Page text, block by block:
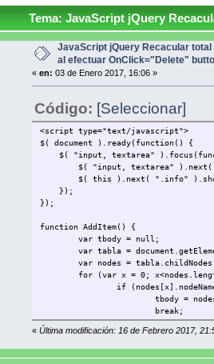
Tema: JavaScript jQuery
JavaScript jQuery Recacular
al efectuar OnClick="Delete"
« en: 03 de Enero 2017, 16:06 »
Código: [Seleccionar]
<script type="text/javascript">
$( document ).ready(function() {
$( "input, textarea"
$( "input, textarea" ).next(
$( this ).next( ".info"
});
});
function AddItem() {
var tbody = null;
var tabla =
var nodes =
for (var x = 0;
if
tbody =
break;
}
}
if (tbody != null) {
var tr =
« Última modificación: 16 de Febrero 2017,